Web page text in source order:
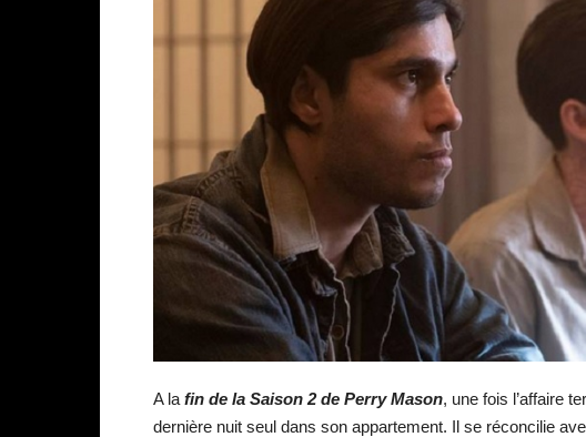
A la fin de la Saison 2 de Perry Mason, une fois l’affaire
dernière nuit seul dans son appartement. Il se réconcilie